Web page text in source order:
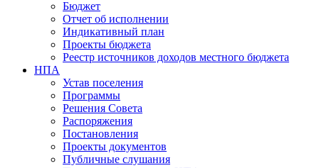
Бюджет
Отчет об исполнении
Индикативный план
Проекты бюджета
Реестр источников доходов местного бюджета
НПА
Устав поселения
Программы
Решения Совета
Распоряжения
Постановления
Проекты документов
Публичные слушания